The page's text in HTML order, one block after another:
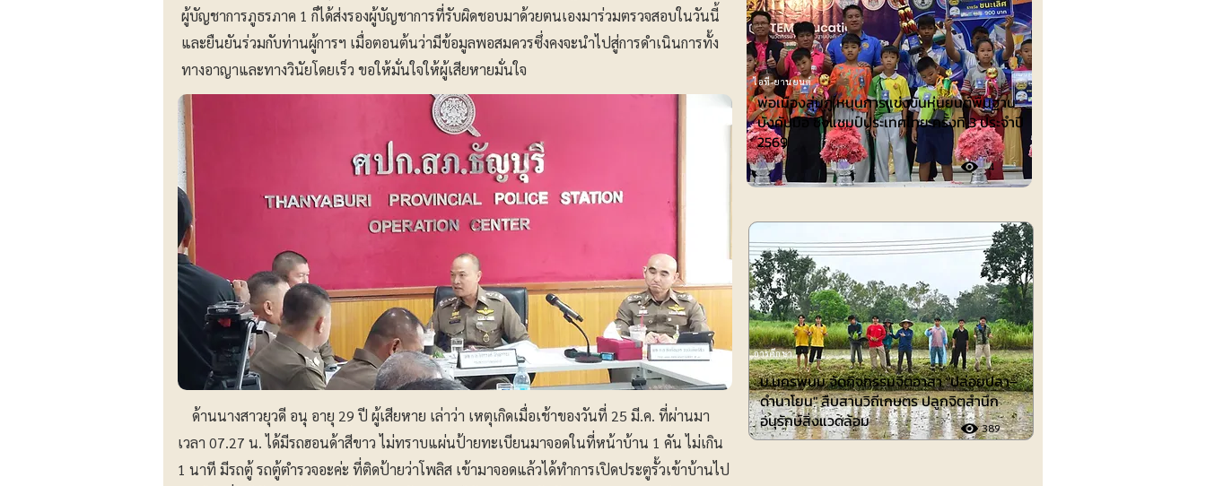
ผู้บัญชาการภูธรภาค 1 ก็ได้ส่งรองผู้บัญชาการที่รับผิดชอบมาด้วยตนเองมาร่วมตรวจสอบในวันนี้
และยืนยันร่วมกับท่านผู้การฯ เมื่อตอนต้นว่ามีข้อมูลพอสมควรซึ่งคงจะนำไปสู่การดำเนินการทั้ง
ทางอาญาและทางวินัยโดยเร็ว ขอให้มั่นใจให้ผู้เสียหายมั่นใจ
ด้านนางสาวยุวดี อนุ อายุ 29 ปี ผู้เสียหาย เล่าว่า เหตุเกิดเมื่อเช้าของวันที่ 25 มี.ค. ที่ผ่านมา
เวลา 07.27 น. ได้มีรถฮอนด้าสีขาว ไม่ทราบแผ่นป้ายทะเบียนมาจอดในที่หน้าบ้าน 1 คัน ไม่เกิน
1 นาที มีรถตู้ รถตู้ตำรวจอะค่ะ ที่ติดป้ายว่าโพลิส เข้ามาจอดแล้วได้ทำการเปิดประตูรั้วเข้าบ้านไป
ไอที-ยานยนต์
พ่อเมืองลุ่มภู หนุนการแข่งขันหุ่นยนต์พื้นฐาน
บังคับมือ ชิงแชมป์ประเทศไทย ครั้งที่ 3 ประจำปี
2569
4
การศึกษา
ม.นครพนม จัดกิจกรรมจิตอาสา "ปล่อยปลา–
ดำนาโยน" สืบสานวิถีเกษตร ปลูกจิตสำนึก
อนุรักษ์สิ่งแวดล้อม
389